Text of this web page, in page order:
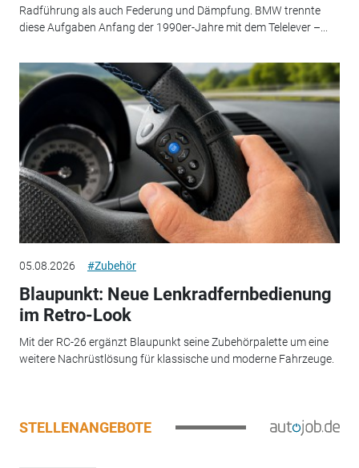
Radführung als auch Federung und Dämpfung. BMW trennte
diese Aufgaben Anfang der 1990er-Jahre mit dem Telelever –...
05.08.2026 #Zubehör
Blaupunkt: Neue Lenkradfernbedienung
im Retro-Look
Mit der RC-26 ergänzt Blaupunkt seine Zubehörpalette um eine
weitere Nachrüstlösung für klassische und moderne Fahrzeuge.
STELLENANGEBOTE